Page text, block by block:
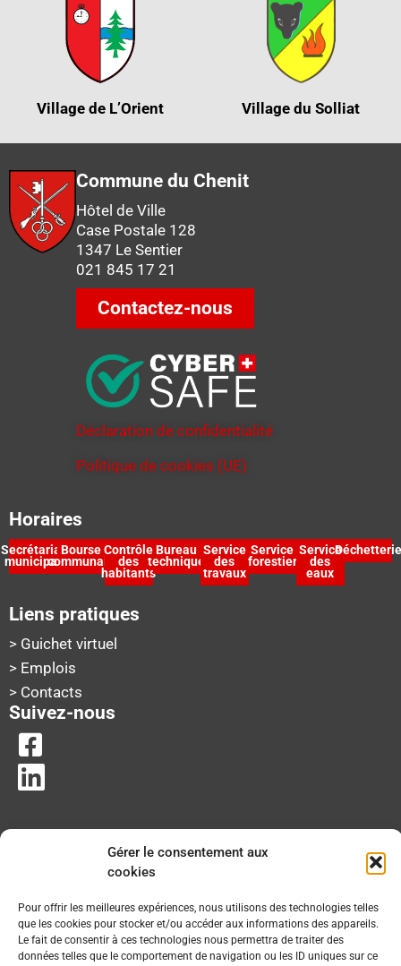
Gérer le consentement aux
cookies
Pour offrir les meilleures expériences, nous utilisons des technologies telles
que les cookies pour stocker et/ou accéder aux informations des appareils.
Le fait de consentir à ces technologies nous permettra de traiter des
données telles que le comportement de navigation ou les ID uniques sur ce
Village de L’Orient Village du Solliat
Commune du Chenit
Hôtel de Ville
Case Postale 128
1347 Le Sentier
021 845 17 21
Contactez-nous
Déclaration de confidentialité
Politique de cookies (UE)
Horaires
Secrétariat
municipal
Bourse
communale
Contrôle
des
habitants
Bureau
technique
Service
des
travaux
Service
forestier
Service
des
eaux
Déchetterie
Liens pratiques
> Guichet virtuel
> Emplois
> Contacts
Suivez-nous